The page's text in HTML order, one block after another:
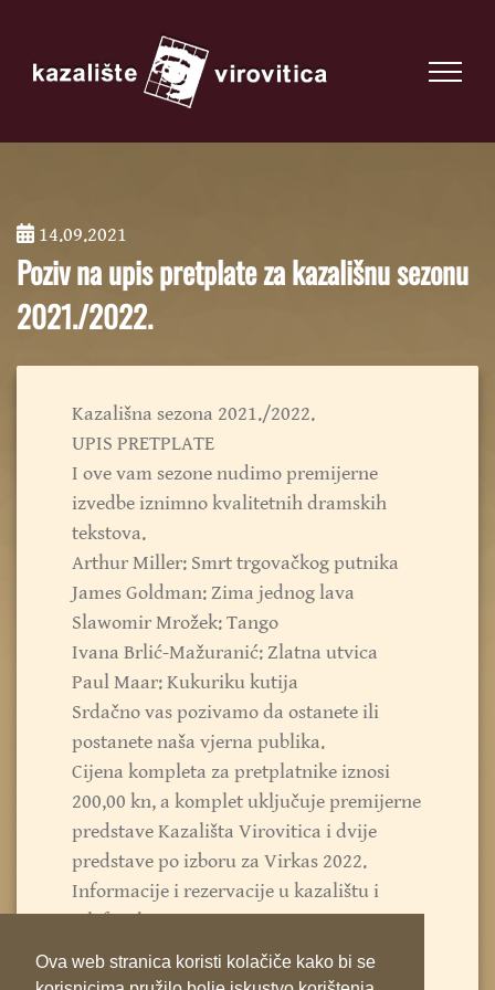
Ova web stranica koristi kolačiče kako bi se
14.09.2021;
Poziv na upis pretplate za kazališnu sezonu
2021./2022.
Kazališna sezona 2021./2022.
UPIS PRETPLATE
I ove vam sezone nudimo premijerne
izvedbe iznimno kvalitetnih dramskih
tekstova.
Arthur Miller: Smrt trgovačkog putnika
James Goldman: Zima jednog lava
Slawomir Mrožek: Tango
Ivana Brlić-Mažuranić: Zlatna utvica
Paul Maar: Kukuriku kutija
Srdačno vas pozivamo da ostanete ili
postanete naša vjerna publika.
Cijena kompleta za pretplatnike iznosi
200,00 kn, a komplet uključuje premijerne
predstave Kazališta Virovitica i dvije
predstave po izboru za Virkas 2022.
Informacije i rezervacije u kazalištu i
telefonski na 721-330
PONEDJELJAK – PETAK 9:00 h-13:00 h